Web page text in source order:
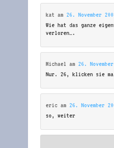
kat am 26. November
Wie hat das ganze
verloren….
Michael am 26.
Nur. 26, klicken sie
eric am 26. November
so, weiter